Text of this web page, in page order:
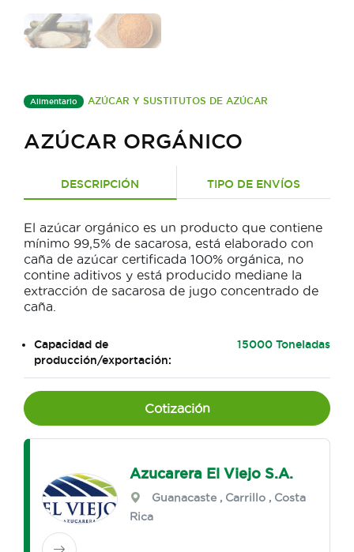
Alimentario AZÚCAR Y SUSTITUTOS DE AZÚCAR
AZÚCAR ORGÁNICO
DESCRIPCIÓN TIPO DE ENVÍOS
El azúcar orgánico es un producto que contiene
mínimo 99,5% de sacarosa, está elaborado con
caña de azúcar certificada 100% orgánica, no
contine aditivos y está producido mediane la
extracción de sacarosa de jugo concentrado de
caña.
Capacidad de
producción/exportación:
15000 Toneladas
Cotización
Azucarera El Viejo S.A.
Guanacaste , Carrillo , Costa
Rica